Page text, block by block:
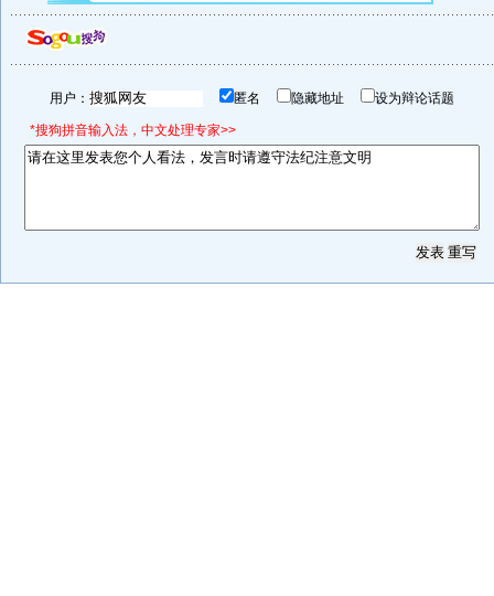
用户： 匿名 隐藏地址 设为辩论话题
*搜狗拼音输入法，中文处理专家>>